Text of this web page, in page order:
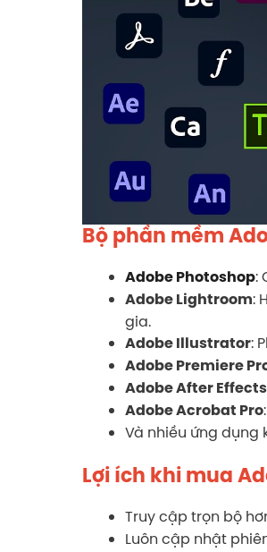
Bộ phần mềm
Adobe Photoshop:
Adobe Lightroom:
gia.
Adobe Illustrator:
Adobe Premiere
Adobe After Effects
Adobe Acrobat Pro
Và nhiều ứng dụng
Lợi ích khi mua
Truy cập trọn bộ
Luôn cập nhật